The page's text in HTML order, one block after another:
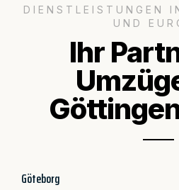
DIENSTLEISTUNGEN
UND
Ihr
Göteborg